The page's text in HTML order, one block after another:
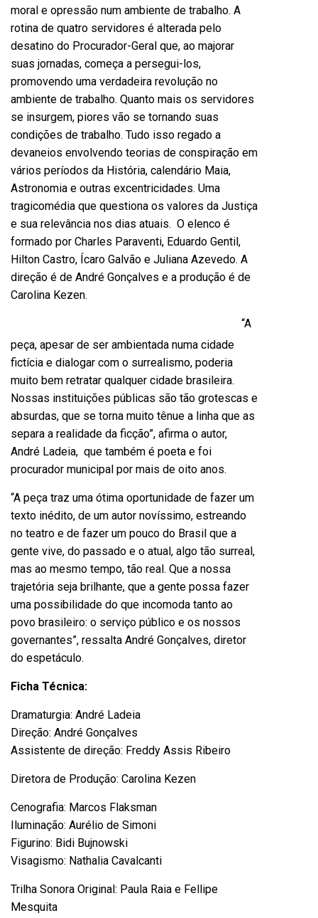
moral e opressão num ambiente de trabalho. A
rotina de quatro servidores é alterada pelo
desatino do Procurador-Geral que, ao majorar
suas jornadas, começa a persegui-los,
promovendo uma verdadeira revolução no
ambiente de trabalho. Quanto mais os servidores
se insurgem, piores vão se tornando suas
condições de trabalho. Tudo isso regado a
devaneios envolvendo teorias de conspiração em
vários períodos da História, calendário Maia,
Astronomia e outras excentricidades. Uma
tragicomédia que questiona os valores da Justiça
e sua relevância nos dias atuais. O elenco é
formado por Charles Paraventi, Eduardo Gentil,
Hilton Castro, Ícaro Galvão e Juliana Azevedo. A
direção é de André Gonçalves e a produção é de
Carolina Kezen.
“A
peça, apesar de ser ambientada numa cidade
fictícia e dialogar com o surrealismo, poderia
muito bem retratar qualquer cidade brasileira.
Nossas instituições públicas são tão grotescas e
absurdas, que se torna muito tênue a linha que as
separa a realidade da ficção”, afirma o autor,
André Ladeia, que também é poeta e foi
procurador municipal por mais de oito anos.
“A peça traz uma ótima oportunidade de fazer um
texto inédito, de um autor novíssimo, estreando
no teatro e de fazer um pouco do Brasil que a
gente vive, do passado e o atual, algo tão surreal,
mas ao mesmo tempo, tão real. Que a nossa
trajetória seja brilhante, que a gente possa fazer
uma possibilidade do que incomoda tanto ao
povo brasileiro: o serviço público e os nossos
governantes”, ressalta André Gonçalves, diretor
do espetáculo.
Ficha Técnica:
Dramaturgia: André Ladeia
Direção: André Gonçalves
Assistente de direção: Freddy Assis Ribeiro
Diretora de Produção: Carolina Kezen
Cenografia: Marcos Flaksman
Iluminação: Aurélio de Simoni
Figurino: Bidi Bujnowski
Visagismo: Nathalia Cavalcanti
Trilha Sonora Original: Paula Raia e Fellipe
Mesquita